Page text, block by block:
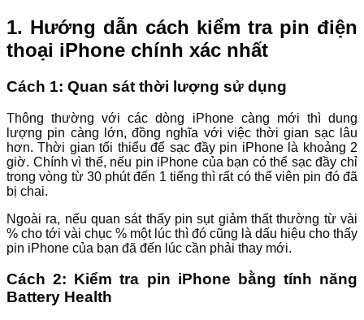
1. Hướng dẫn cách kiểm tra pin điện
thoại iPhone chính xác nhất
Cách 1: Quan sát thời lượng sử dụng
Thông thường với các dòng iPhone càng mới thì dung
lượng pin càng lớn, đồng nghĩa với việc thời gian sạc lâu
hơn. Thời gian tối thiểu để sạc đầy pin iPhone là khoảng 2
giờ. Chính vì thế, nếu pin iPhone của bạn có thể sạc đầy chỉ
trong vòng từ 30 phút đến 1 tiếng thì rất có thể viên pin đó đã
bị chai.
Ngoài ra, nếu quan sát thấy pin sụt giảm thất thường từ vài
% cho tới vài chục % một lúc thì đó cũng là dấu hiệu cho thấy
pin iPhone của bạn đã đến lúc cần phải thay mới.
Cách 2: Kiểm tra pin iPhone bằng tính năng
Battery Health